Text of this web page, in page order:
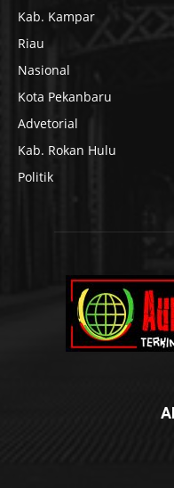
Kab. Kampar
Riau
Nasional
Kota Pekanbaru
Advetorial
Kab. Rokan Hulu
Politik